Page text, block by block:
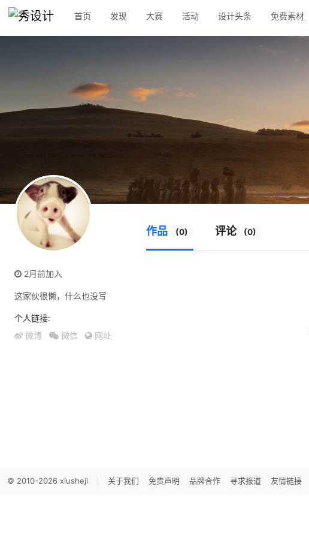
首页 发现 大赛 活动 设计头条 免费素材
2月前加入
这家伙很懒，什么也没写
个人链接:
微博 微信 网址
作品 (0) 评论 (0)
© 2010-2026 xiusheji 关于我们 免责声明 品牌合作 寻求报道 友情链接